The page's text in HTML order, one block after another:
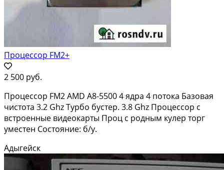
Процессор FM2+
2 500 руб.
Процессор FM2 AMD A8-5500 4 ядра 4 потока Базовая
чистота 3.2 Ghz Турбо бустер. 3.8 Ghz Процессор с
встроенные видеокарты Проц с родным кулер торг
уместен Состояние: б/у.
Адыгейск